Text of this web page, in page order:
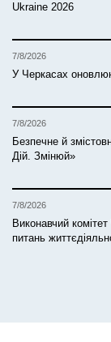
Ukraine 2026
7/8/2026
У Черкасах
7/8/2026
Безпечне й
Дій. Змінюй»
7/8/2026
Виконавчий
питань